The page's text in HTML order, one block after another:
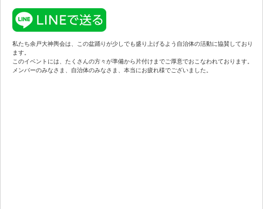
私たち余戸大神輿会は、この盆踊りが少しでも盛り上げるよう自治体の活動に協賛しており
ます。
このイベントには、たくさんの方々が準備から片付けまでご厚意でおこなわれております。
メンバーのみなさま、自治体のみなさま、本当にお疲れ様でございました。